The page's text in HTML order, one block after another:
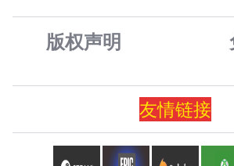
版权声明
友情链接